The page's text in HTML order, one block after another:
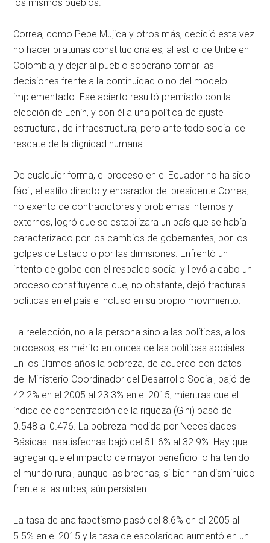
los mismos pueblos.
Correa, como Pepe Mujica y otros más, decidió esta vez
no hacer pilatunas constitucionales, al estilo de Uribe en
Colombia, y dejar al pueblo soberano tomar las
decisiones frente a la continuidad o no del modelo
implementado. Ese acierto resultó premiado con la
elección de Lenín, y con él a una política de ajuste
estructural, de infraestructura, pero ante todo social de
rescate de la dignidad humana.
De cualquier forma, el proceso en el Ecuador no ha sido
fácil, el estilo directo y encarador del presidente Correa,
no exento de contradictores y problemas internos y
externos, logró que se estabilizara un país que se había
caracterizado por los cambios de gobernantes, por los
golpes de Estado o por las dimisiones. Enfrentó un
intento de golpe con el respaldo social y llevó a cabo un
proceso constituyente que, no obstante, dejó fracturas
políticas en el país e incluso en su propio movimiento.
La reelección, no a la persona sino a las políticas, a los
procesos, es mérito entonces de las políticas sociales.
En los últimos años la pobreza, de acuerdo con datos
del Ministerio Coordinador del Desarrollo Social, bajó del
42.2% en el 2005 al 23.3% en el 2015, mientras que el
índice de concentración de la riqueza (Gini) pasó del
0.548 al 0.476. La pobreza medida por Necesidades
Básicas Insatisfechas bajó del 51.6% al 32.9%. Hay que
agregar que el impacto de mayor beneficio lo ha tenido
el mundo rural, aunque las brechas, si bien han disminuido
frente a las urbes, aún persisten.
La tasa de analfabetismo pasó del 8.6% en el 2005 al
5.5% en el 2015 y la tasa de escolaridad aumentó en un